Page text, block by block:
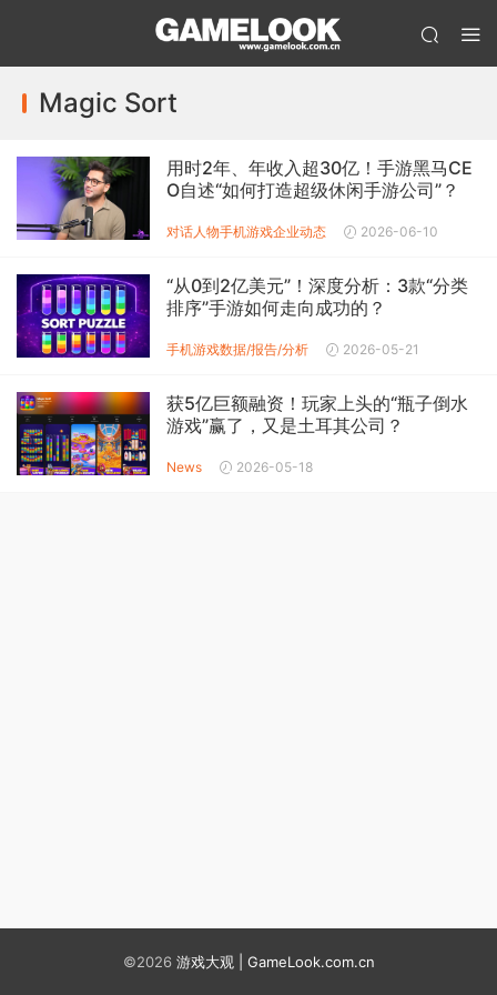
Magic Sort
用时2年、年收入超30亿！手游黑马CE
O自述“如何打造超级休闲手游公司”？
对话人物手机游戏企业动态 2026-06-10
“从0到2亿美元”！深度分析：3款“分类
排序”手游如何走向成功的？
手机游戏数据/报告/分析 2026-05-21
获5亿巨额融资！玩家上头的“瓶子倒水
游戏”赢了，又是土耳其公司？
News 2026-05-18
©2026 游戏大观 | GameLook.com.cn